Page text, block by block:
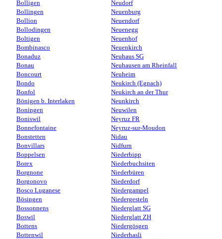
Bolligen
Bollingen
Bollion
Bollodingen
Boltigen
Bombinasco
Bonaduz
Bonau
Boncourt
Bondo
Bonfol
Bönigen b. Interlaken
Boningen
Boniswil
Bonnefontaine
Bonstetten
Bonvillars
Boppelsen
Borex
Borgnone
Borgonovo
Bosco Luganese
Bösingen
Bossonnens
Boswil
Bottens
Bottenwil
Neudorf
Neuenburg
Neuendorf
Neuenegg
Neuenhof
Neuenkirch
Neuhaus SG
Neuhausen am Rheinfall
Neuheim
Neukirch (Egnach)
Neukirch an der Thur
Neunkirch
Neuwilen
Neyruz FR
Neyruz-sur-Moudon
Nidau
Nidfurn
Niederbipp
Niederbuchsiten
Niederbüren
Niederdorf
Niedergampel
Niedergesteln
Niederglatt SG
Niederglatt ZH
Niedergösgen
Niederhasli